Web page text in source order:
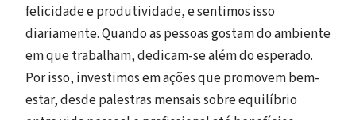
felicidade e produtividade, e sentimos isso
diariamente. Quando as pessoas gostam do ambiente
em que trabalham, dedicam-se além do esperado.
Por isso, investimos em ações que promovem bem-
estar, desde palestras mensais sobre equilíbrio